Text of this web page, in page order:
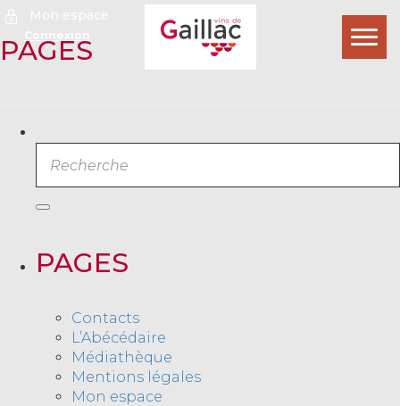
le
PAGES
Rechercher
Recherche
PAGES
Contacts
L’Abécédaire
Médiathèque
Mentions légales
Mon espace